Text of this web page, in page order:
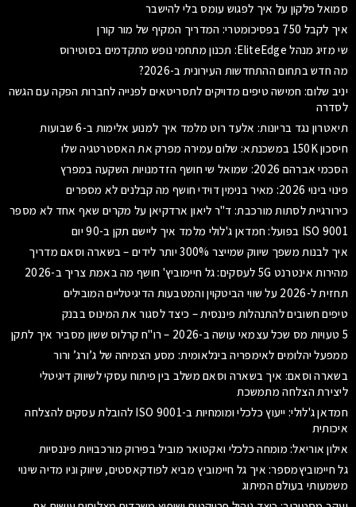
סמואל פלקון על איך לפגוש עומס בלי להישבר
איך לקבל 750 בפסיכומטרי: המדריך המקיף של מור קורן
שי מזיג מנהל EliteEdge: תכנון מתחמי נופש מתקדמים בסוטירוס
מה חדש בתחום ההתחדשות העירונית ב-2026?
יניב שלום: חמישה טיפים מדויקים לתסריטאים לפנייה לחברות הפקה עם הגשה
לסדרה
תיאטרון נגד בריונות: אלעד רוט מלמד איך למנוע אלימות ב-6 שבועות
חיסכון 150K במשכנתא: שלום עמירה מפרק את האסטרטגיה שלו
הסכמי אברהם 2026: שמואל שי חושף הזדמנויות השקעה במפרץ
פינוי בינוי 2026: מאיר בנימין דוידי חושף מה קבלנים לא מספרים
כירורגיית לסתות מורכבת: ד"ר ליאון ארדקיאן על מקרים שאף אחד לא מספר
ISO 9001 בפועל: חמדאן ג'לולי מלמד איך ליישם תקן ב-90 יום
איך לבנות משפך שיווק שמייצר 300% יותר לידים – בשארה וסאם מדריך
מהירות אינטרנט 5G לעסקים: גל חיימוביץ' חושף מה באמת צריך ב-2026
תחזית ל-2026 על שווי הביטקוין והמטבעות הדיגיטליים המובילים
טיפים חשובים להתנהלות פיננסית – כיצד לסגור את המינוס בבנק
5 טעויות מס שכל עצמאי עושה ב-2026 – רו"ח קרלוס ששון מסביר איך לתקן
ממפעל יהלומים לאימפריה בינלאומית: מסע הצמיחה של ג’ורג’ ורור
בשארה וסאם: איך בשארה וסאם משלב בין פיתוח עסקי לשיווק דיגיטלי
ליצירת הצלחה מתמשכת
חמדאן ג'לולי: ייעוץ כלכלי ומומחיות ב-ISO 9001 להובלת עסקים להצלחה
איכותית
אילון אוריאל: מומחה כלכלי ואקטואר מוביל בפירוק מורכבויות פיננסיות
גל חיימוביץמספר: איך גל חיימוביץ מביא לפודקאסטים, שיווק וניו מדיה שינוי
משמעותי בעולם המיתוג